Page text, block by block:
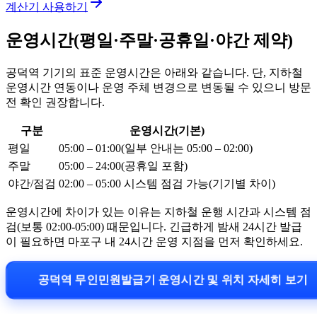
계산기 사용하기
운영시간(평일·주말·공휴일·야간 제약)
공덕역 기기의 표준 운영시간은 아래와 같습니다. 단, 지하철
운영시간 연동이나 운영 주체 변경으로 변동될 수 있으니 방문
전 확인 권장합니다.
구분
운영시간(기본)
평일
05:00 – 01:00(일부 안내는 05:00 – 02:00)
주말
05:00 – 24:00(공휴일 포함)
야간/점검 02:00 – 05:00 시스템 점검 가능(기기별 차이)
운영시간에 차이가 있는 이유는 지하철 운행 시간과 시스템 점
검(보통 02:00-05:00) 때문입니다. 긴급하게 밤새 24시간 발급
이 필요하면 마포구 내 24시간 운영 지점을 먼저 확인하세요.
공덕역 무인민원발급기 운영시간 및 위치 자세히 보기